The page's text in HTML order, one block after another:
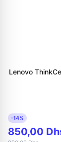
Lenovo
-14%
850,00